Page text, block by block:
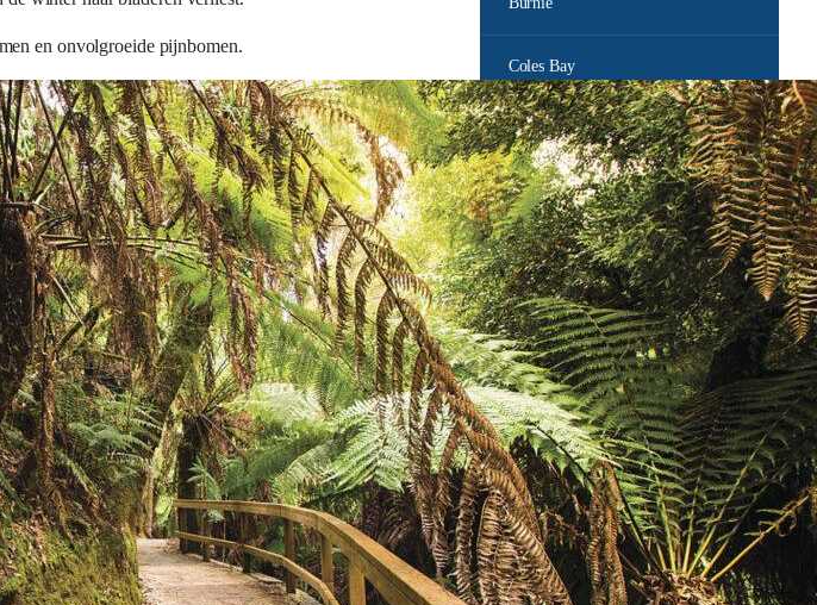
Coles Bay
Cradle Mountain National Park
Deloraine
Devonport
Flinders Island
Franklin Gordon Wild Rivers National Park
Freycinet National Park
Hartz Mountains National Park
Hobart
en onvolgroeide pijnbomen.